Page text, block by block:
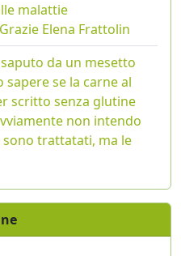
malattie
Elena Frattolin
da un mesetto
sapere se la carne al
scritto senza glutine
non intendo
trattatati, ma le